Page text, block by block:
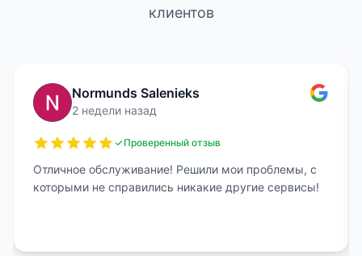
клиентов
Normunds Salenieks
2 недели назад
Проверенный отзыв
Отличное обслуживание! Решили мои проблемы, с
которыми не справились никакие другие сервисы!